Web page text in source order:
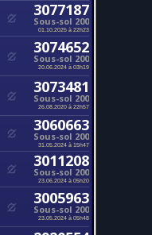
3077187
Sous-sol 200
01.10.2025 à 22h23
3074652
Sous-sol 200
20.06.2024 à 03h19
3073481
Sous-sol 200
26.08.2020 à 22h57
3060663
Sous-sol 200
31.05.2024 à 15h47
3011208
Sous-sol 200
23.06.2024 à 05h20
3005963
Sous-sol 200
23.05.2024 à 05h48